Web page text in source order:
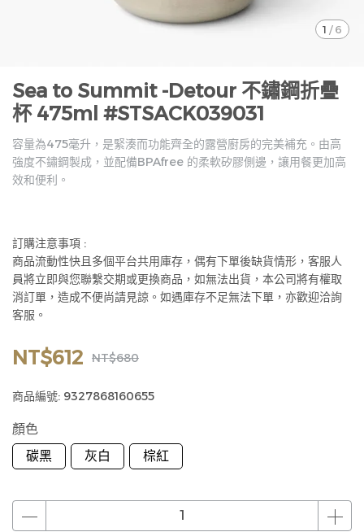
1 / 6
Sea to Summit -Detour 不鏽鋼折疊
杯 475ml #STSACK039031
容量為475毫升，是緊湊而功能齊全的露營廚房的完美補充。由高
強度不鏽鋼製成，並配備BPAfree 的柔軟矽膠側邊，讓用餐更加高
效和便利。
訂購注意事項 :
商品流動性快且多個平台共用庫存，偶有下單後缺貨情形，客服人
員將立即與您聯繫交期或更換商品，如無法出貨，本公司將有權取
消訂單，造成不便尚請見諒。如遇庫存不足無法下單，亦歡迎洽詢
客服。
NT$612 NT$680
商品編號: 9327868160655
顏色
碳黑
灰白 棕紅